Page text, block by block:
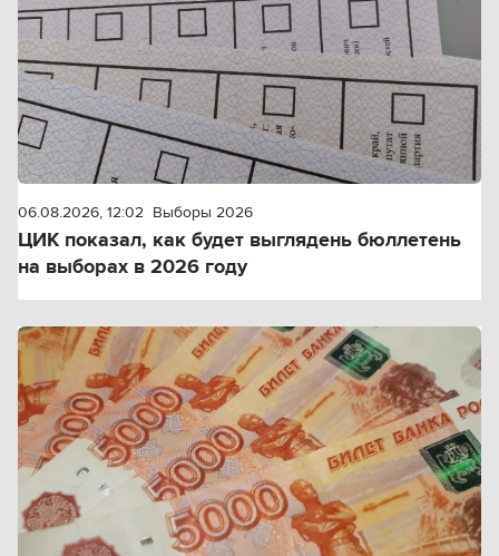
06.08.2026, 12:02 Выборы 2026
ЦИК показал, как будет выглядень бюллетень
на выборах в 2026 году